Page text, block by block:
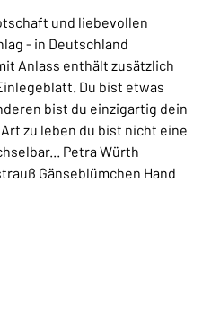
und liebevollen
- in Deutschland
Anlass enthält zusätzlich
Du bist etwas
bist du einzigartig dein
zu leben du bist nicht eine
Petra Würth
Gänseblümchen Hand